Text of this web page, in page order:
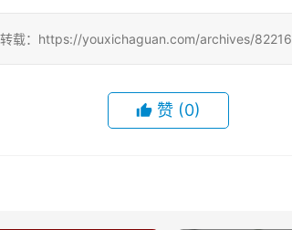
转载：https://youxichaguan.com/archives/82216
赞 (0)